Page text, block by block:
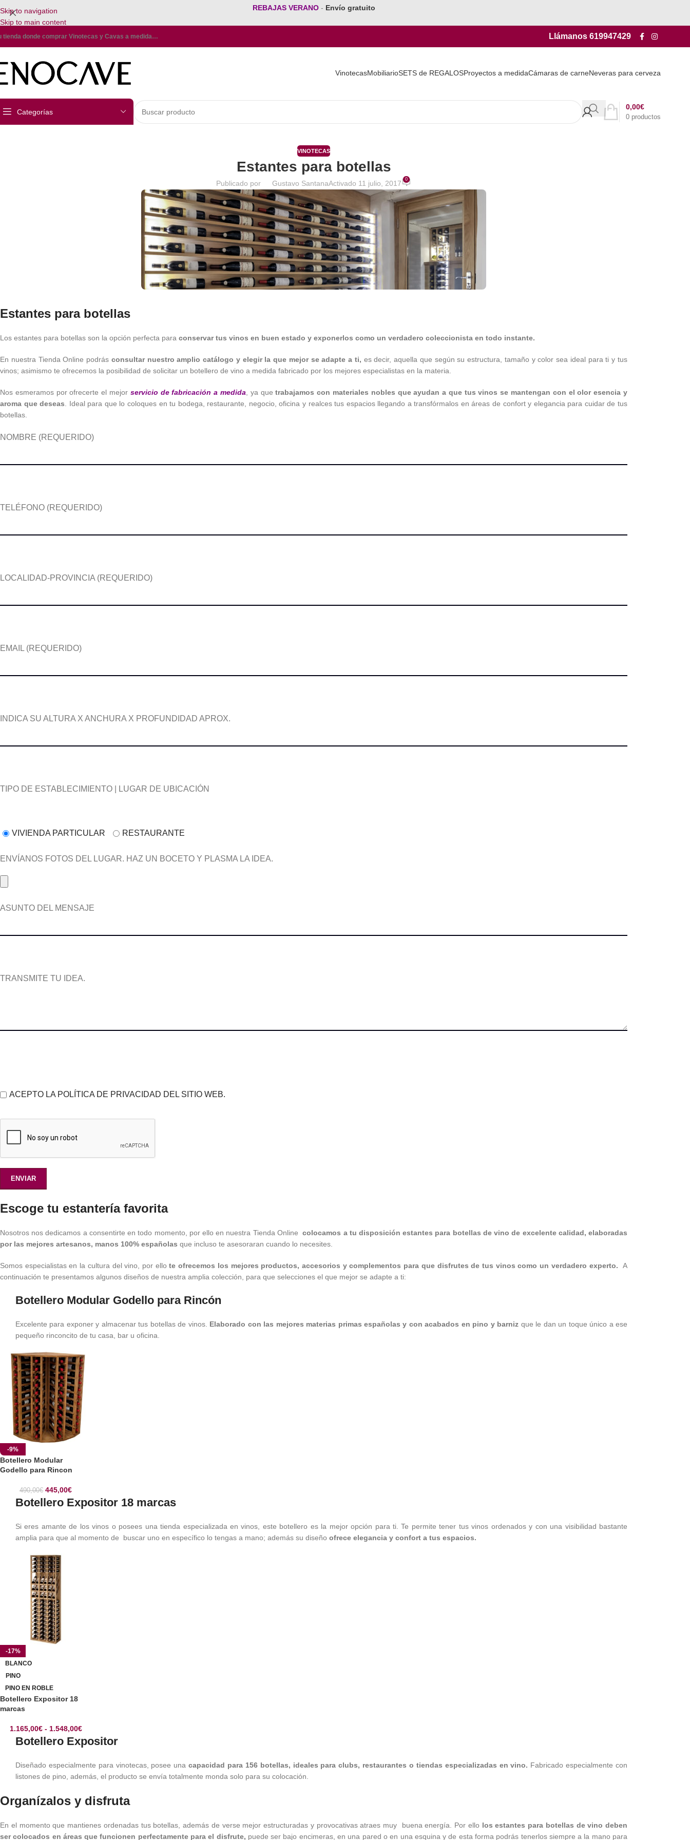
Skip to navigation
Skip to main content
REBAJAS VERANO - Envío gratuito
tienda donde comprar Vinotecas y Cavas a medida… Llámanos 619947429
VinotecasMobiliarioSETS de REGALOSProyectos a medidaCámaras de carneNeveras para cerveza
Categorías
0 productos
0,00€
VINOTECAS
Estantes para botellas
Publicado por Gustavo SantanaActivado 11 julio, 2017 0
Estantes para botellas
Los estantes para botellas son la opción perfecta para conservar tus vinos en buen estado y exponerlos como un verdadero coleccionista en todo instante.
En nuestra Tienda Online podrás consultar nuestro amplio catálogo y elegir la que mejor se adapte a ti, es decir, aquella que según su estructura, tamaño y color sea ideal para ti y tus
vinos; asimismo te ofrecemos la posibilidad de solicitar un botellero de vino a medida fabricado por los mejores especialistas en la materia.
Nos esmeramos por ofrecerte el mejor servicio de fabricación a medida , ya que trabajamos con materiales nobles que ayudan a que tus vinos se mantengan con el olor esencia y
aroma que deseas . Ideal para que lo coloques en tu bodega, restaurante, negocio, oficina y realces tus espacios llegando a transfórmalos en áreas de confort y elegancia para cuidar de tus
botellas.
NOMBRE (REQUERIDO)
TELÉFONO (REQUERIDO)
LOCALIDAD-PROVINCIA (REQUERIDO)
EMAIL (REQUERIDO)
INDICA SU ALTURA X ANCHURA X PROFUNDIDAD APROX.
TIPO DE ESTABLECIMIENTO | LUGAR DE UBICACIÓN
VIVIENDA PARTICULAR RESTAURANTE
ENVÍANOS FOTOS DEL LUGAR. HAZ UN BOCETO Y PLASMA LA IDEA.
ASUNTO DEL MENSAJE
TRANSMITE TU IDEA.
ACEPTO LA POLÍTICA DE PRIVACIDAD DEL SITIO WEB.
Escoge tu estantería favorita
Nosotros nos dedicamos a consentirte en todo momento, por ello en nuestra Tienda Onlinecolocamos a tu disposición estantes para botellas de vino de excelente calidad, elaboradas
por las mejores artesanos, manos 100% españolas que incluso te asesoraran cuando lo necesites.
Somos especialistas en la cultura del vino, por ellote ofrecemos los mejores productos, accesorios y complementos para que disfrutes de tus vinos como un verdadero experto. A
continuación te presentamos algunos diseños de nuestra amplia colección, para que selecciones el que mejor se adapte a ti:
Botellero Modular Godello para Rincón
Excelente para exponer y almacenar tus botellas de vinos. Elaborado con las mejores materias primas españolas y con acabados en pino y barniz que le dan un toque único a ese
pequeño rinconcito de tu casa, bar u oficina.
-9%
Botellero Modular
Godello para Rincon
490,00€ 445,00€
Botellero Expositor 18 marcas
Si eres amante de los vinos o posees una tienda especializada en vinos, este botellero es la mejor opción para ti. Te permite tener tus vinos ordenados y con una visibilidad bastante
amplia para que al momento de buscar uno en específico lo tengas a mano; además su diseño ofrece elegancia y confort a tus espacios.
-17%
BLANCO
PINO
PINO EN ROBLE
Botellero Expositor 18
marcas
1.165,00€ - 1.548,00€
Botellero Expositor
Diseñado especialmente para vinotecas, posee unacapacidad para 156 botellas, ideales para clubs, restaurantes o tiendas especializadas en vino. Fabricado especialmente con
listones de pino, además, el producto se envía totalmente monda solo para su colocación.
Organízalos y disfruta
En el momento que mantienes ordenadas tus botellas, además de verse mejor estructuradas y provocativas atraes muy buena energía. Por ello los estantes para botellas de vino deben
ser colocados en áreas que funcionen perfectamente para el disfrute, puede ser bajo encimeras, en una pared o en una esquina y de esta forma podrás tenerlos siempre a la mano para